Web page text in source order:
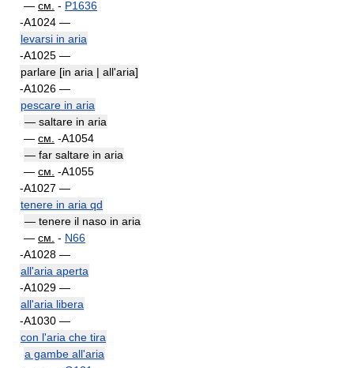
— см. - P1636
-A1024 —
levarsi in aria
-A1025 —
parlare [in aria | all'aria]
-A1026 —
pescare in aria
— saltare in aria
— см. -A1054
— far saltare in aria
— см. -A1055
-A1027 —
tenere in aria qd
— tenere il naso in aria
— см. - N66
-A1028 —
all'aria aperta
-A1029 —
all'aria libera
-A1030 —
con l'aria che tira
a gambe all'aria